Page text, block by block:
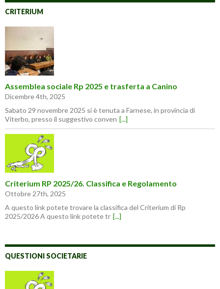
CRITERIUM
Assemblea sociale Rp 2025 e trasferta a Canino
Dicembre 4th, 2025
Sabato 29 novembre 2025 si è tenuta a Farnese, in provincia di
Viterbo, presso il suggestivo conven [...]
Criterium RP 2025/26. Classifica e Regolamento
Ottobre 27th, 2025
A questo link potete trovare la classifica del Criterium di Rp
2025/2026 A questo link potete tr [...]
QUESTIONI SOCIETARIE